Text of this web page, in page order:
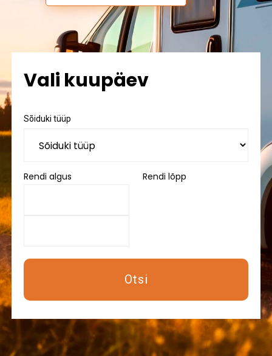
/ päev
Vali kuupäev
Sõiduki tüüp
Rendi algus Rendi lõpp
Otsi